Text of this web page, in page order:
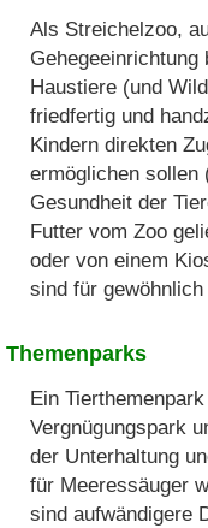
Als Streichelzoo,
Haustiere (und
friedfertig und
Kindern direkten
ermöglichen sollen
Gesundheit der
Futter vom Zoo
oder von einem
sind für
Themenparks
Ein
Vergnügungspark
der Unterhaltung
für Meeressäuger
sind aufwändigere